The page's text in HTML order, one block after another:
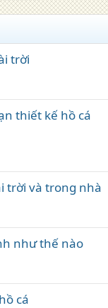
trời
thiết kế hồ cá
trời và trong nhà
như thế nào
cá